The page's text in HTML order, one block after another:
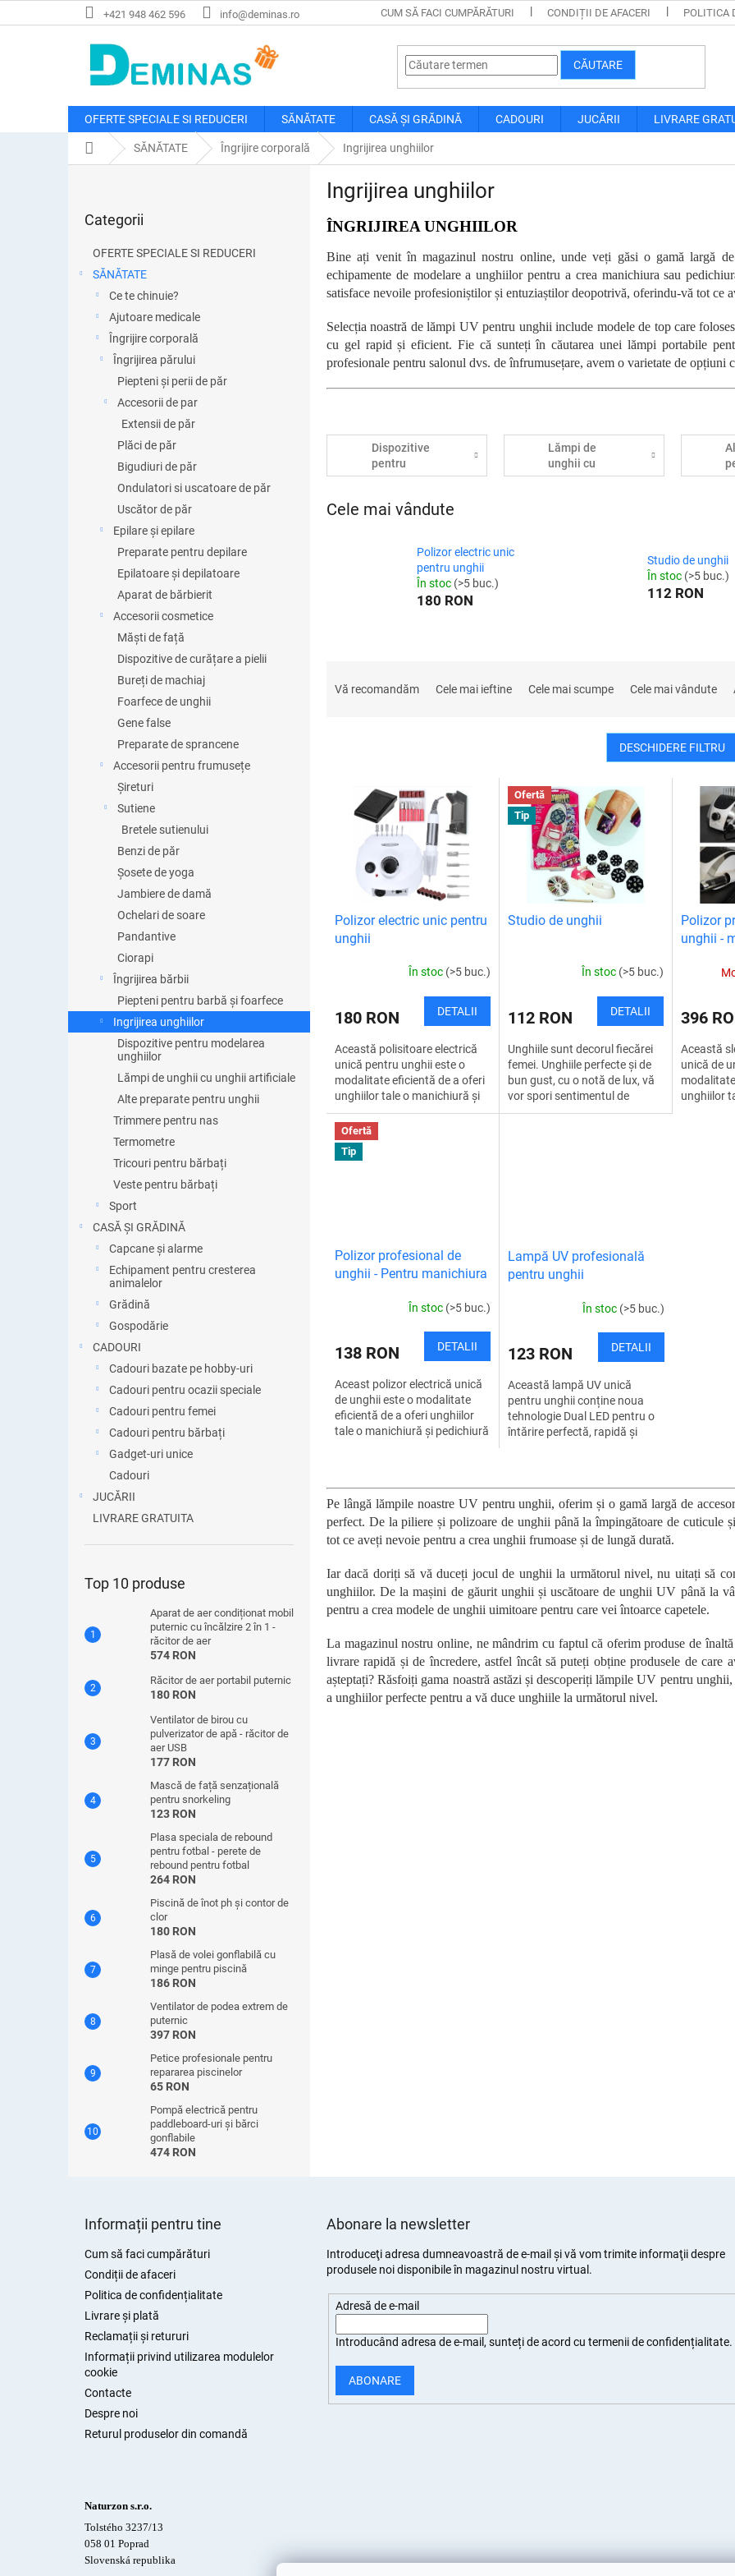
la
+421 948 462 596 info@deminas.ro CUM SĂ FACI CUMPĂRĂTURI CONDIȚII DE AFACERI POLITICA
CĂUTARE
OFERTE SPECIALE SI REDUCERI SĂNĂTATE CASĂ ȘI GRĂDINĂ CADOURI JUCĂRII LIVRARE
Acasă SĂNĂTATE Îngrijire corporală Ingrijirea unghiilor
peste
Categorii
OFERTE SPECIALE SI REDUCERI
SĂNĂTATE
Ce te chinuie?
Ajutoare medicale
Îngrijire corporală
Îngrijirea părului
Piepteni și perii de păr
Accesorii de par
Extensii de păr
Plăci de păr
Bigudiuri de păr
Ondulatori si uscatoare de păr
Uscător de păr
Epilare și epilare
Preparate pentru depilare
Epilatoare și depilatoare
Aparat de bărbierit
Accesorii cosmetice
Măști de față
Dispozitive de curățare a pielii
Bureți de machiaj
Foarfece de unghii
Gene false
Preparate de sprancene
Accesorii pentru frumusețe
Șireturi
Sutiene
Bretele sutienului
Benzi de păr
Șosete de yoga
Jambiere de damă
Ochelari de soare
Pandantive
Ciorapi
Îngrijirea bărbii
Piepteni pentru barbă și foarfece
Ingrijirea unghiilor
Dispozitive pentru modelarea
unghiilor
Lămpi de unghii cu unghii artificiale
Alte preparate pentru unghii
Trimmere pentru nas
Termometre
Tricouri pentru bărbați
Veste pentru bărbați
Sport
CASĂ ȘI GRĂDINĂ
Capcane și alarme
Echipament pentru cresterea
animalelor
Grădină
Gospodărie
CADOURI
Cadouri bazate pe hobby-uri
Cadouri pentru ocazii speciale
Cadouri pentru femei
Cadouri pentru bărbați
Gadget-uri unice
Cadouri
JUCĂRII
LIVRARE GRATUITA
Top 10 produse
Aparat de aer condiționat mobil
puternic cu încălzire 2 în 1 -
răcitor de aer
574 RON
Răcitor de aer portabil puternic
180 RON
Ventilator de birou cu
pulverizator de apă - răcitor de
aer USB
177 RON
Mască de față senzațională
pentru snorkeling
123 RON
Plasa speciala de rebound
pentru fotbal - perete de
rebound pentru fotbal
264 RON
Piscină de înot ph și contor de
clor
180 RON
Plasă de volei gonflabilă cu
minge pentru piscină
186 RON
Ventilator de podea extrem de
puternic
397 RON
Petice profesionale pentru
repararea piscinelor
65 RON
Pompă electrică pentru
paddleboard-uri și bărci
gonflabile
474 RON
Ingrijirea unghiilor
ÎNGRIJIREA UNGHIILOR
Bine ați venit în magazinul nostru online, unde veți găsi o gamă largă
echipamente de modelare a unghiilor pentru a crea manichiura sau
satisface nevoile profesioniștilor și entuziaștilor deopotrivă, oferindu-vă tot ce
Selecția noastră de lămpi UV pentru unghii include modele de top care
cu gel rapid și eficient. Fie că sunteți în căutarea unei lămpi portabile
profesionale pentru salonul dvs. de înfrumusețare, avem o varietate de opțiuni
Dispozitive
pentru
modelarea
Lămpi de
unghii cu
unghii
Cele mai vândute
Polizor electric unic
pentru unghii
În stoc (>5 buc.)
180 RON
Studio de unghii
În stoc (>5 buc.)
112 RON
Vă recomandăm Cele mai ieftine Cele mai scumpe Cele mai vândute
DESCHIDERE FILTRU
Polizor electric unic pentru
unghii
În stoc (>5 buc.)
180 RON DETALII
Această polisitoare electrică
unică pentru unghii este o
modalitate eficientă de a oferi
unghiilor tale o manichiură și
pedichiură profesională,
eficientă și rapidă acasă....
Ofertă
Tip
Studio de unghii
În stoc (>5 buc.)
112 RON DETALII
Unghiile sunt decorul fiecărei
femei. Unghiile perfecte și de
bun gust, cu o notă de lux, vă
vor spori sentimentul de
unicitate și excelență.
Polizor
unghii -
396
Această
unică de
unghiilor
Ofertă
Tip
Polizor profesional de
unghii - Pentru manichiura
În stoc (>5 buc.)
138 RON DETALII
Aceast polizor electrică unică
de unghii este o modalitate
eficientă de a oferi unghiilor
tale o manichiură și pedichiură
Lampă UV profesională
pentru unghii
În stoc (>5 buc.)
123 RON DETALII
Această lampă UV unică
pentru unghii conține noua
tehnologie Dual LED pentru o
întărire perfectă, rapidă și
o
n
t
o
u
l
l
s
t
ă
r
Pe lângă lămpile noastre UV pentru unghii, oferim și o gamă largă de
perfect. De la piliere și polizoare de unghii până la împingătoare de cuticule
tot ce aveți nevoie pentru a crea unghii frumoase și de lungă durată.
Iar dacă doriți să vă duceți jocul de unghii la următorul nivel, nu uitați să
unghiilor. De la mașini de găurit unghii și uscătoare de unghii UV până la
pentru a crea modele de unghii uimitoare pentru care vei întoarce capetele.
La magazinul nostru online, ne mândrim cu faptul că oferim produse de
livrare rapidă și de încredere, astfel încât să puteți obține produsele de care
așteptați? Răsfoiți gama noastră astăzi și descoperiți lămpile UV pentru
a unghiilor perfecte pentru a vă duce unghiile la următorul nivel.
Informații pentru tine
Cum să faci cumpărături
Condiții de afaceri
Politica de confidențialitate
Livrare și plată
Reclamații și retururi
Informații privind utilizarea modulelor
cookie
Contacte
Despre noi
Returul produselor din comandă
Abonare la newsletter
Introduceţi adresa dumneavoastră de e-mail şi vă vom trimite informaţii despre
produsele noi disponibile în magazinul nostru virtual.
Adresă de e-mail
Introducând adresa de e-mail, sunteți deacord cu termenii de confidențialitate.
ABONARE
Naturzon s.r.o.
Tolstého 3237/13
058 01 Poprad
Slovenská republika